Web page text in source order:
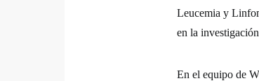
Leucemia y
en la
En el equipo de